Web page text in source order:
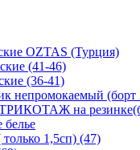
OZTAS (Турция)
(41-46)
(36-41)
непромокаемый (борт
на
белье
только 1,5сп) (47)